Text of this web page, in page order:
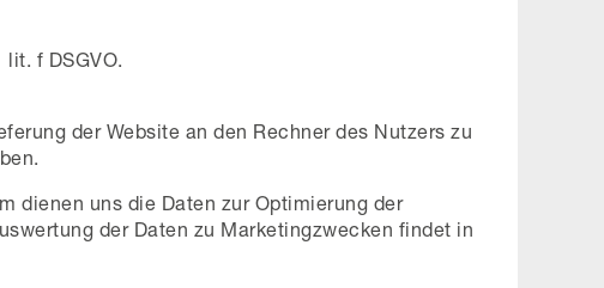
f DSGVO.
der Website an den Rechner des Nutzers zu
dienen uns die Daten zur Optimierung der
der Daten zu Marketingzwecken findet in